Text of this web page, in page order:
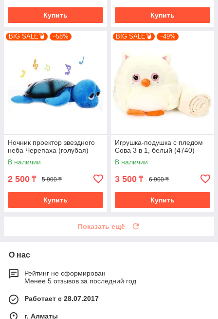
Купить Купить
BIG SALE💣 –58%
Ночник проектор звездного
неба Черепаха (голубая)
В наличии
2 500 ₸ 5 900 ₸
Купить
BIG SALE💣 –49%
Игрушка-подушка с пледом
Сова 3 в 1, белый (4740)
В наличии
3 500 ₸ 6 900 ₸
Купить
Показать ещё
О нас
Рейтинг не сформирован
Менее 5 отзывов за последний год
Работает с 28.07.2017
г. Алматы